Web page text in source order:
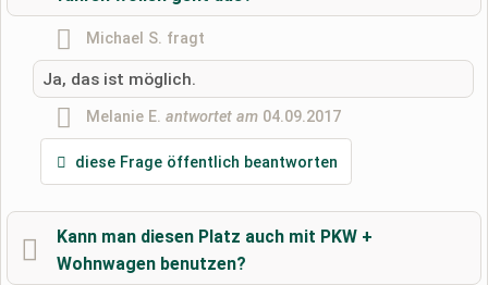
E-Mail-Adresse (wird nicht veröffentlicht)
Hiermit akzeptiere ich dieAGB.
Die Datenschutzerklärunghabe ich zur Kenntnis genommen.
Michael S. fragt
Ja, das ist möglich.
Melanie E. antwortet am 04.09.2017
diese Frage öffentlich beantworten
Kann man diesen Platz auch mit PKW +
Wohnwagen benutzen?